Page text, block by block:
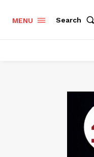
MENU Search